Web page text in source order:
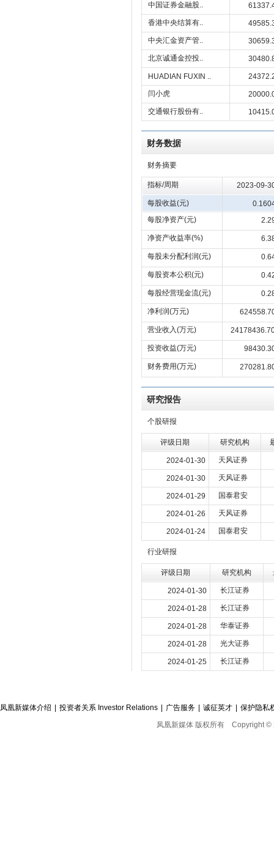
中国证券金融股..
香港中央结算有..
中央汇金资产管..
北京诚通金控投..
HUADIAN FUXIN ..
闫小虎
交通银行股份有..
财务数据
财务摘要
指标/周期 2023-09-
每股收益(元)
每股净资产(元)
净资产收益率(%)
每股未分配利润(元)
每股资本公积(元)
每股经营现金流(元)
净利润(万元)
营业收入(万元)
投资收益(万元)
财务费用(万元)
研究报告
个股研报
评级日期 研究机构
2024-01-30 天风证券
2024-01-30 天风证券
2024-01-29 国泰君安
2024-01-26 天风证券
2024-01-24 国泰君安
行业研报
评级日期 研究机构
2024-01-30 长江证券
2024-01-28 长江证券
2024-01-28 华泰证券
2024-01-28 光大证券
2024-01-25 长江证券
凤凰新媒体介绍 投资者关系 Investor Relations 广告服务 诚征英才
保护隐私
凤凰新媒体 版权所有 Copyright ©